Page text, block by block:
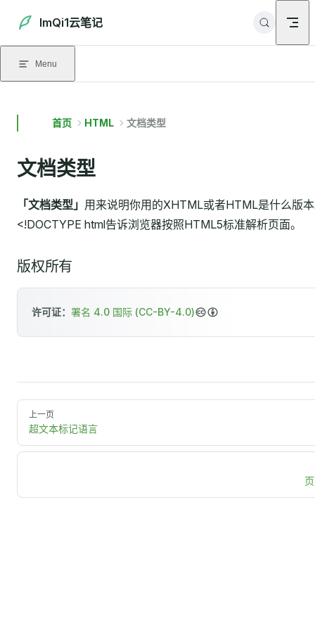
Skip to content
ImQi1云笔记
Menu
首页 HTML 文档类型
文档类型
「文档类型」 用来说明你用的XHTML或者HTML是什么版
<!DOCTYPE html告诉浏览器按照HTML5标准解析页面。
版权所有
许可证： 署名 4.0 国际 (CC-BY-4.0)
上一页
超文本标记语言